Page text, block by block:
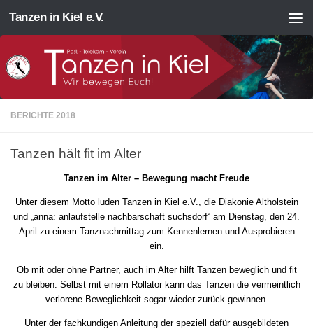
Zum Inhalt springen
Tanzen in Kiel e.V.
BERICHTE 2018
Tanzen hält fit im Alter
Tanzen im Alter – Bewegung macht Freude
Unter diesem Motto luden Tanzen in Kiel e.V., die Diakonie Altholstein
und „anna: anlaufstelle nachbarschaft suchsdorf“ am Dienstag, den 24.
April zu einem Tanznachmittag zum Kennenlernen und Ausprobieren
ein.
Ob mit oder ohne Partner, auch im Alter hilft Tanzen beweglich und fit
zu bleiben. Selbst mit einem Rollator kann das Tanzen die vermeintlich
verlorene Beweglichkeit sogar wieder zurück gewinnen.
Unter der fachkundigen Anleitung der speziell dafür ausgebildeten